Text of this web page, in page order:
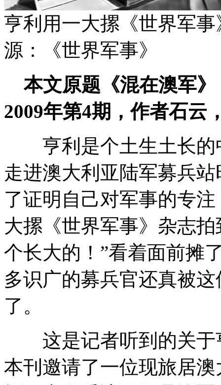
亨利用一大摞《世界军
源：《世界军事》
本文原题《混在澳军
2009年第4期，作者石云
亨利是个土生土长
走进澳大利亚陆军募兵
了证明自己对军事的专
大摞《世界军事》杂志
个长大的！”看着面前摊
多识广的募兵官还真被
了。
这是记者听到的关于
本刊邀请了一位现旅居